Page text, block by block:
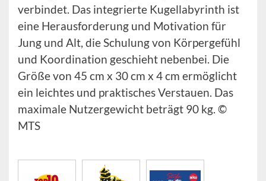
verbindet. Das integrierte Kugellabyrinth ist
eine Herausforderung und Motivation für
Jung und Alt, die Schulung von Körpergefühl
und Koordination geschieht nebenbei. Die
Größe von 45 cm x 30 cm x 4 cm ermöglicht
ein leichtes und praktisches Verstauen. Das
maximale Nutzergewicht beträgt 90 kg. ©
MTS